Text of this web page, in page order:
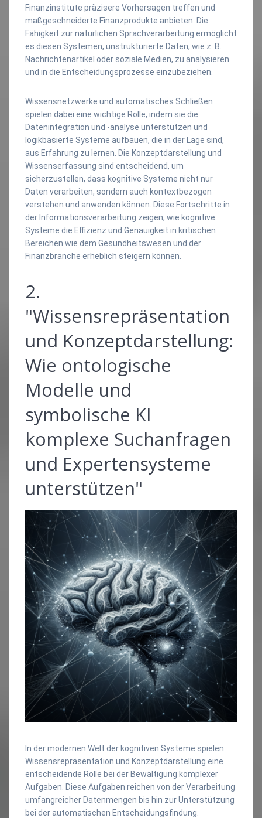
Finanzinstitute präzisere Vorhersagen treffen und
maßgeschneiderte Finanzprodukte anbieten. Die
Fähigkeit zur natürlichen Sprachverarbeitung ermöglicht
es diesen Systemen, unstrukturierte Daten, wie z. B.
Nachrichtenartikel oder soziale Medien, zu analysieren
und in die Entscheidungsprozesse einzubeziehen.
Wissensnetzwerke und automatisches Schließen
spielen dabei eine wichtige Rolle, indem sie die
Datenintegration und -analyse unterstützen und
logikbasierte Systeme aufbauen, die in der Lage sind,
aus Erfahrung zu lernen. Die Konzeptdarstellung und
Wissenserfassung sind entscheidend, um
sicherzustellen, dass kognitive Systeme nicht nur
Daten verarbeiten, sondern auch kontextbezogen
verstehen und anwenden können. Diese Fortschritte in
der Informationsverarbeitung zeigen, wie kognitive
Systeme die Effizienz und Genauigkeit in kritischen
Bereichen wie dem Gesundheitswesen und der
Finanzbranche erheblich steigern können.
2.
"Wissensrepräsentation
und Konzeptdarstellung:
Wie ontologische
Modelle und
symbolische KI
komplexe Suchanfragen
und Expertensysteme
unterstützen"
In der modernen Welt der kognitiven Systeme spielen
Wissensrepräsentation und Konzeptdarstellung eine
entscheidende Rolle bei der Bewältigung komplexer
Aufgaben. Diese Aufgaben reichen von der Verarbeitung
umfangreicher Datenmengen bis hin zur Unterstützung
bei der automatischen Entscheidungsfindung.